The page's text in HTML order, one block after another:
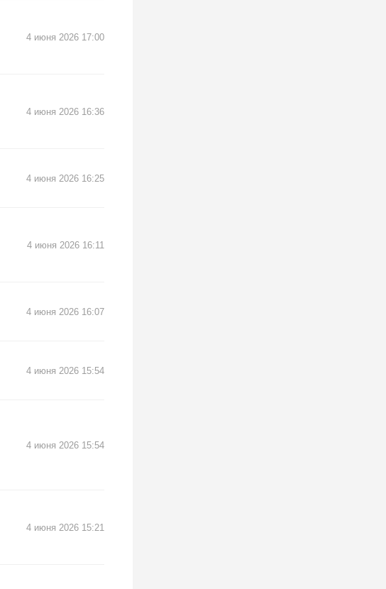
4 июня 2026 17:00
4 июня 2026 16:36
4 июня 2026 16:25
4 июня 2026 16:11
4 июня 2026 16:07
4 июня 2026 15:54
4 июня 2026 15:54
4 июня 2026 15:21